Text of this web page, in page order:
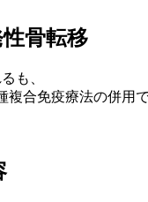
骨転移
も、
合免疫療法の併用